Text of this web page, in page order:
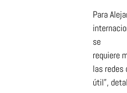
Para
se
requiere
las redes
útil”,